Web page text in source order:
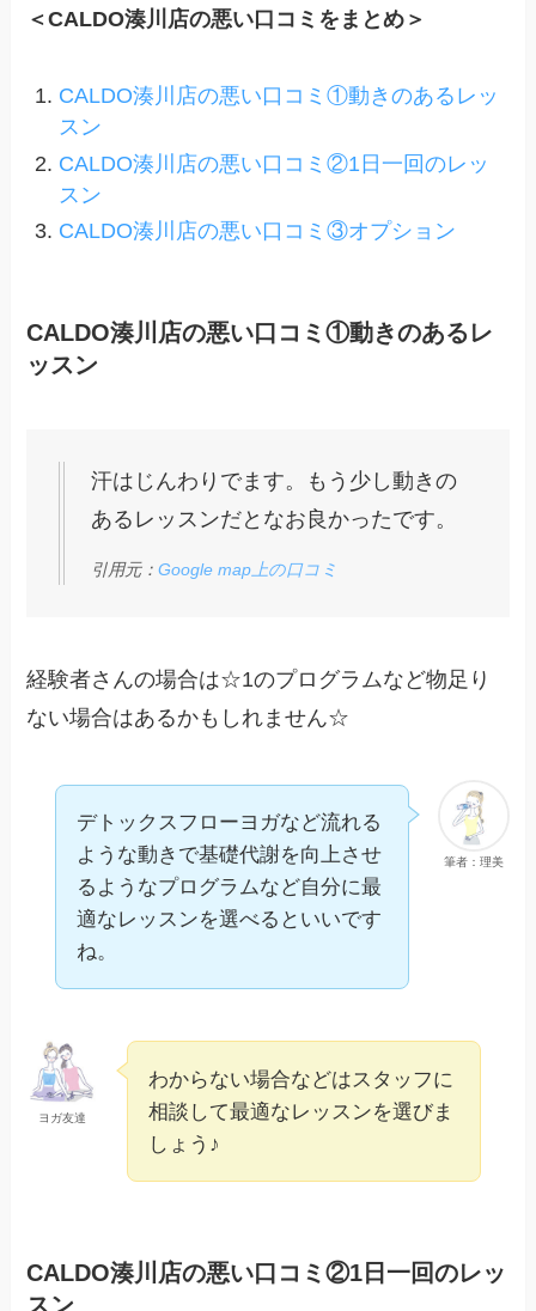
＜CALDO湊川店の悪い口コミをまとめ＞
CALDO湊川店の悪い口コミ①動きのあるレッ
スン
CALDO湊川店の悪い口コミ②1日一回のレッ
スン
CALDO湊川店の悪い口コミ③オプション
CALDO湊川店の悪い口コミ①動きのあるレ
ッスン
汗はじんわりでます。もう少し動きの
あるレッスンだとなお良かったです。
引用元：Google map上の口コミ
経験者さんの場合は☆1のプログラムなど物足り
ない場合はあるかもしれません☆
筆者：理美
デトックスフローヨガなど流れる
ような動きで基礎代謝を向上させ
るようなプログラムなど自分に最
適なレッスンを選べるといいです
ね。
ヨガ友達
わからない場合などはスタッフに
相談して最適なレッスンを選びま
しょう♪
CALDO湊川店の悪い口コミ②1日一回のレッ
スン